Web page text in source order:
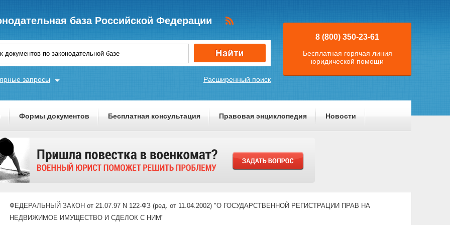
база Российской Федерации
Расширенный поиск
запросы
8 (800) 350-23-61
Бесплатная горячая линия
юридической помощи
Формы документов Бесплатная консультация Правовая энциклопедия Новости
ФЕДЕРАЛЬНЫЙ ЗАКОН от 21.07.97 N 122-ФЗ (ред. от 11.04.2002) "О ГОСУДАРСТВЕННОЙ РЕГИСТРАЦИИ ПРАВ НА
НЕДВИЖИМОЕ ИМУЩЕСТВО И СДЕЛОК С НИМ"